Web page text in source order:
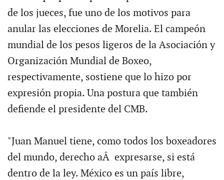
de los jueces, fue uno de los motivos para
anular las elecciones de Morelia. El campeón
mundial de los pesos ligeros de la Asociación y
Organización Mundial de Boxeo,
respectivamente, sostiene que lo hizo por
expresión propia. Una postura que también
defiende el presidente del CMB.
"Juan Manuel tiene, como todos los boxeadores
del mundo, derecho aÂ expresarse, si está
dentro de la ley. México es un país libre,